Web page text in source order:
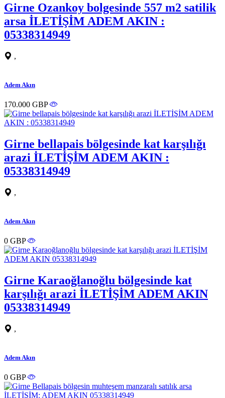
Girne Ozankoy bolgesinde 557 m2 satilik
arsa İLETİŞİM ADEM AKIN :
05338314949
,
Adem Akın
170.000 GBP
Girne bellapais bölgesinde kat karşılığı
arazi İLETİŞİM ADEM AKIN :
05338314949
,
Adem Akın
0 GBP
Girne Karaoğlanoğlu bölgesinde kat
karşılığı arazi İLETİŞİM ADEM AKIN
05338314949
,
Adem Akın
0 GBP